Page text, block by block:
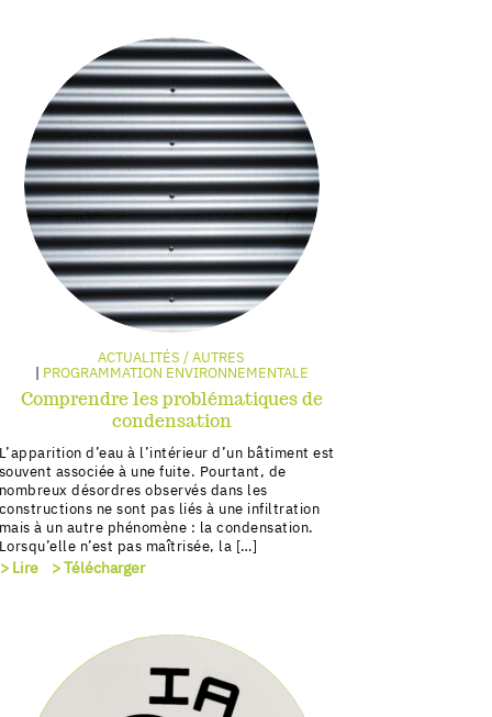
ACTUALITÉS / AUTRES
PROGRAMMATION ENVIRONNEMENTALE
Comprendre les problématiques de
condensation
L’apparition d’eau à l’intérieur d’un bâtiment est
souvent associée à une fuite. Pourtant, de
nombreux désordres observés dans les
constructions ne sont pas liés à une infiltration
mais à un autre phénomène : la condensation.
Lorsqu’elle n’est pas maîtrisée, la […]
> Lire > Télécharger